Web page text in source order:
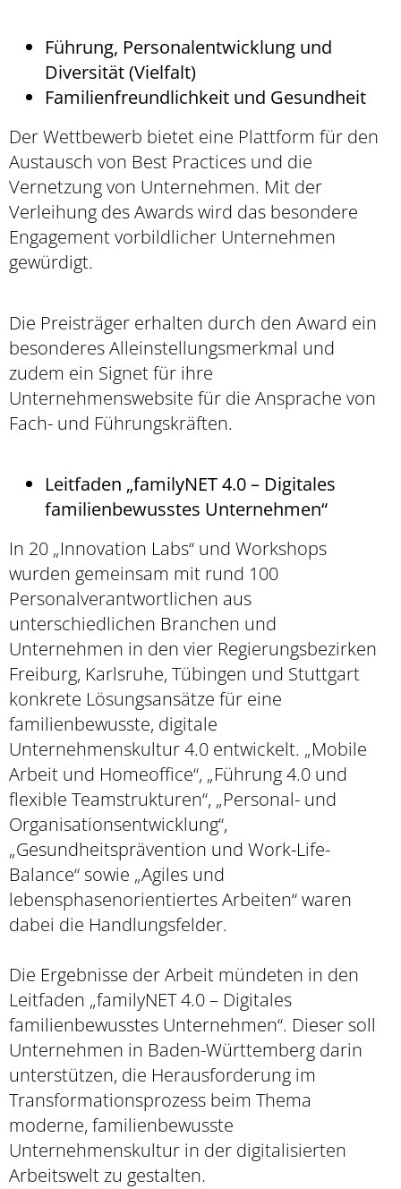
Führung, Personalentwicklung und
Diversität (Vielfalt)
Familienfreundlichkeit und Gesundheit
Der Wettbewerb bietet eine Plattform für den
Austausch von Best Practices und die
Vernetzung von Unternehmen. Mit der
Verleihung des Awards wird das besondere
Engagement vorbildlicher Unternehmen
gewürdigt.
Die Preisträger erhalten durch den Award ein
besonderes Alleinstellungsmerkmal und
zudem ein Signet für ihre
Unternehmenswebsite für die Ansprache von
Fach- und Führungskräften.
Leitfaden „familyNET 4.0 – Digitales
familienbewusstes Unternehmen“
In 20 „Innovation Labs“ und Workshops
wurden gemeinsam mit rund 100
Personalverantwortlichen aus
unterschiedlichen Branchen und
Unternehmen in den vier Regierungsbezirken
Freiburg, Karlsruhe, Tübingen und Stuttgart
konkrete Lösungsansätze für eine
familienbewusste, digitale
Unternehmenskultur 4.0 entwickelt. „Mobile
Arbeit und Homeoffice“, „Führung 4.0 und
flexible Teamstrukturen“, „Personal- und
Organisationsentwicklung“,
„Gesundheitsprävention und Work-Life-
Balance“ sowie „Agiles und
lebensphasenorientiertes Arbeiten“ waren
dabei die Handlungsfelder.
Die Ergebnisse der Arbeit mündeten in den
Leitfaden „familyNET 4.0 – Digitales
familienbewusstes Unternehmen“. Dieser soll
Unternehmen in Baden-Württemberg darin
unterstützen, die Herausforderung im
Transformationsprozess beim Thema
moderne, familienbewusste
Unternehmenskultur in der digitalisierten
Arbeitswelt zu gestalten.